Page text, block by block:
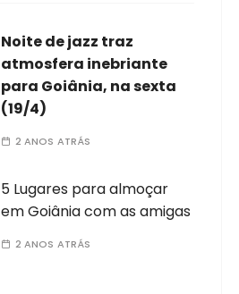
Noite de jazz traz
atmosfera inebriante
para Goiânia, na sexta
(19/4)
2 ANOS ATRÁS
5 Lugares para almoçar
em Goiânia com as amigas
2 ANOS ATRÁS